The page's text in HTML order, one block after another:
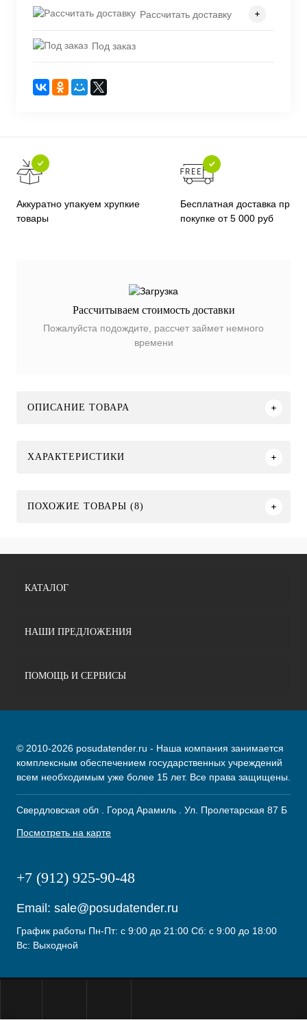
Рассчитать доставку
Под заказ
Аккуратно упакуем хрупкие
товары
Бесплатная доставка при
покупке от 5 000 руб
Рассчитываем стоимость доставки
Пожалуйста подождите, рассчет займет немного
времени
ОПИСАНИЕ ТОВАРА
ХАРАКТЕРИСТИКИ
ПОХОЖИЕ ТОВАРЫ (8)
КАТАЛОГ
НАШИ ПРЕДЛОЖЕНИЯ
ПОМОЩЬ И СЕРВИСЫ
© 2010-2026 posudatender.ru - Наша компания занимается
комплексным обеспечением государственных учреждений
всем необходимым уже более 15 лет. Все права защищены.
Свердловская обл . Город Арамиль . Ул. Пролетарская 87 Б
Посмотреть на карте
+7 (912) 925-90-48
Email: sale@posudatender.ru
График работы Пн-Пт: с 9:00 до 21:00 Сб: с 9:00 до 18:00
Вс: Выходной